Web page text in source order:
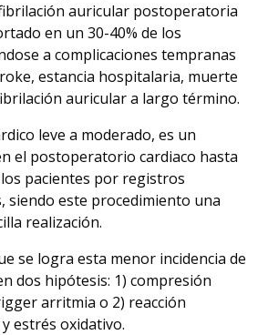
auricular postoperatoria
en un 30-40% de los
a complicaciones tempranas
estancia hospitalaria, muerte
auricular a largo término.
leve a moderado, es un
el postoperatorio cardiaco hasta
pacientes por registros
siendo este procedimiento una
realización.
se logra esta menor incidencia de
dos hipótesis: 1) compresión
arritmia o 2) reacción
estrés oxidativo.